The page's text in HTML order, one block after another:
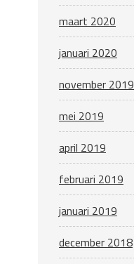
maart 2020
januari 2020
november 2019
mei 2019
april 2019
februari 2019
januari 2019
december 2018